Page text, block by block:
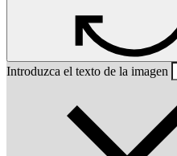
Introduzca el texto de la imagen